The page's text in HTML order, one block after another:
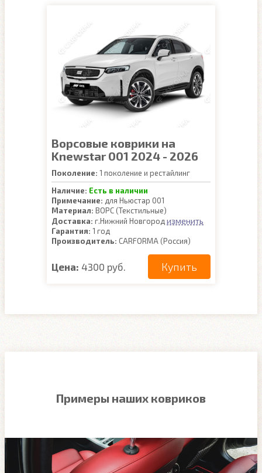
Ворсовые коврики на
Knewstar 001 2024 - 2026
Поколение: 1 поколение и рестайлинг
Наличие: Есть в наличии
Примечание: для Ньюстар 001
Материал: ВОРС (Текстильные)
Доставка: г.Нижний Новгород изменить
Гарантия: 1 год
Производитель: CARFORMA (Россия)
Цена: 4300 руб. Купить
Примеры наших ковриков